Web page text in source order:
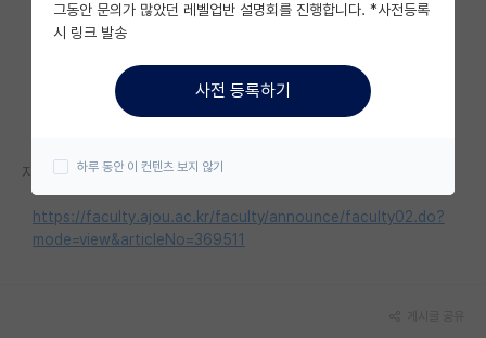
미국 유학 게시판
미국 대학원 합격 후기 게시판
대학원생 모집 게시판
연구실(PI) 홍보 게시판
석박사 채용 정보 게시판
자세한 내용은 홈페이지를 참고해 주세요.
https://faculty.ajou.ac.kr/faculty/announce/faculty02.do?
mode=view&articleNo=369511
그동안 문의가 많았던 레벨업반 설명회를 진행합니다. *사전등록
시 링크 발송
사전 등록하기
하루 동안 이 컨텐츠 보지 않기